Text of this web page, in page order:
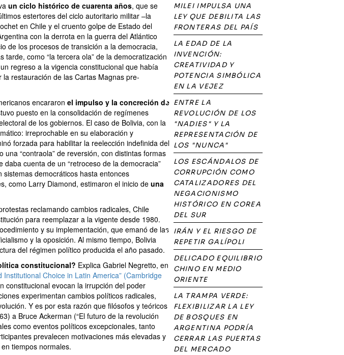
un ciclo histórico de cuarenta años, que se
estertores del ciclo autoritario militar –la
en Chile y el cruento golpe de Estado del
con la derrota en la guerra del Atlántico
de los procesos de transición a la democracia,
como “la tercera ola” de la democratización
regreso a la vigencia constitucional que había
restauración de las Cartas Magnas pre-
encararon el impulso y la concreción de
puesto en la consolidación de regímenes
de los gobiernos. El caso de Bolivia, con la
irreprochable en su elaboración y
forzada para habilitar la reelección indefinida del
“contraola” de reversión, con distintas formas
cuenta de un “retroceso de la democracia”
democráticos hasta entonces
como Larry Diamond, estimaron el inicio de una
reclamando cambios radicales, Chile
para reemplazar a la vigente desde 1980.
y su implementación, que emanó de las
y la oposición. Al mismo tiempo, Bolivia
del régimen político producida el año pasado.
constitucional? Explica Gabriel Negretto, en
Choice in Latin America” (Cambridge
constitucional evocan la irrupción del poder
experimentan cambios políticos radicales,
Y es por esta razón que filósofos y teóricos
a Bruce Ackerman (“El futuro de la revolución
como eventos políticos excepcionales, tanto
prevalecen motivaciones más elevadas y
tiempos normales.
MILEI IMPULSA UNA
LEY QUE DEBILITA LAS
FRONTERAS DEL PAÍS
LA EDAD DE LA
INVENCIÓN:
CREATIVIDAD Y
POTENCIA SIMBÓLICA
EN LA VEJEZ
ENTRE LA
REVOLUCIÓN DE LOS
"NADIES" Y LA
REPRESENTACIÓN DE
LOS "NUNCA"
LOS ESCÁNDALOS DE
CORRUPCIÓN COMO
CATALIZADORES DEL
NEGACIONISMO
HISTÓRICO EN COREA
DEL SUR
IRÁN Y EL RIESGO DE
REPETIR GALÍPOLI
DELICADO EQUILIBRIO
CHINO EN MEDIO
ORIENTE
LA TRAMPA VERDE:
FLEXIBILIZAR LA LEY
DE BOSQUES EN
ARGENTINA PODRÍA
CERRAR LAS PUERTAS
DEL MERCADO